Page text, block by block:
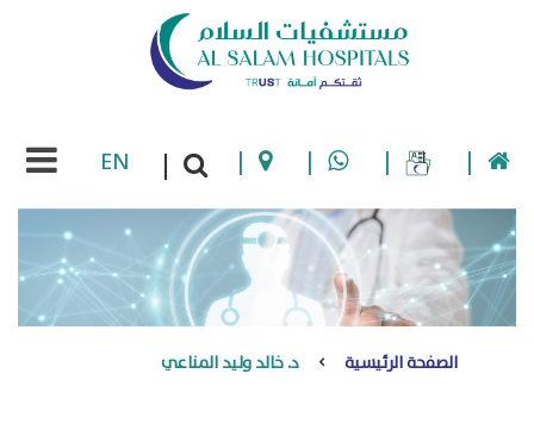
|
|
|
|
|
EN
الصفحة الرئيسية د. خالد وليد المناعي